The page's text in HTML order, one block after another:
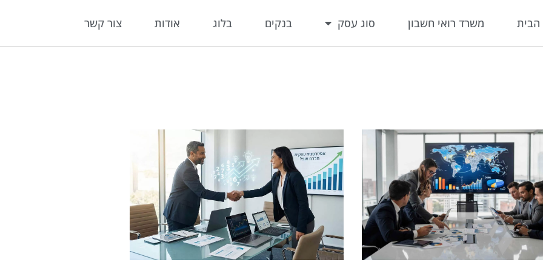
הבית משרד רואי חשבון סוג עסק בנקים בלוג אודות צור קשר